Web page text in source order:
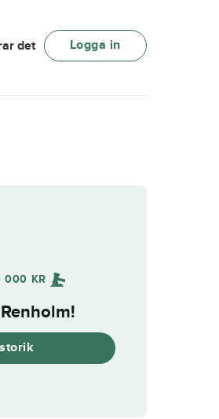
det Logga in
000 KR
!